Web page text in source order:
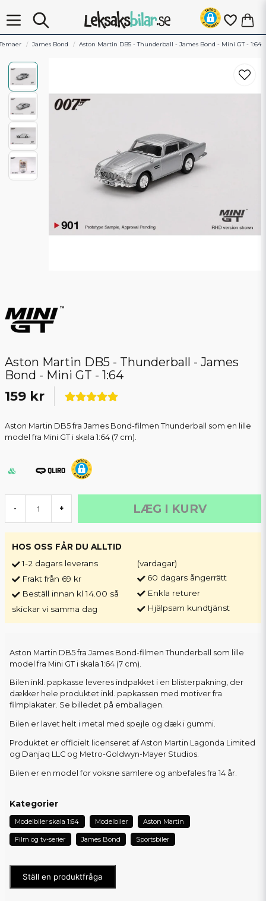
Temaer James Bond Aston Martin DB5 - Thunderball - James Bond - Mini GT - 1:64
Aston Martin DB5 - Thunderball - James
Bond - Mini GT - 1:64
159 kr
Aston Martin DB5 fra James Bond-filmen Thunderball som en lille
model fra Mini GT i skala 1:64 (7 cm).
- + LÆG I KURV
HOS OSS FÅR DU ALLTID
1-2 dagars leverans
Frakt från 69 kr
Beställ innan kl 14.00 så
skickar vi samma dag
(vardagar)
60 dagars ångerrätt
Enkla returer
Hjälpsam kundtjänst
Aston Martin DB5 fra James Bond-filmen Thunderball som lille
model fra Mini GT i skala 1:64 (7 cm).
Bilen inkl. papkasse leveres indpakket i en blisterpakning, der
dækker hele produktet inkl. papkassen med motiver fra
filmplakater. Se billedet på emballagen.
Bilen er lavet helt i metal med spejle og dæk i gummi.
Produktet er officielt licenseret af Aston Martin Lagonda Limited
og Danjaq LLC og Metro-Goldwyn-Mayer Studios.
Bilen er en model for voksne samlere og anbefales fra 14 år.
Kategorier
Modelbiler skala 1:64 Modelbiler Aston Martin
Film og tv-serier James Bond Sportsbiler
Ställ en produktfråga